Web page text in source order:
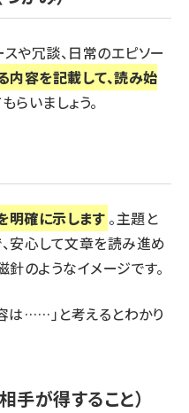
や冗談、日常のエピソー
内容を記載して、読み始
らいましょう。
明確に示します 。主題と
安心して文章を読み進め
のようなイメージです。
は……」と考えるとわかり
手が得すること）